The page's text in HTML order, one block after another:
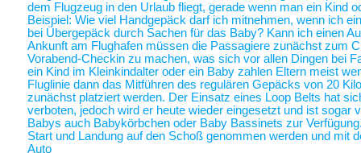
dem Flugzeug in den Urlaub fliegt, gerade wenn man ein Kind
Beispiel: Wie viel Handgepäck darf ich mitnehmen, wenn ich
bei Übergepäck durch Sachen für das Baby? Kann ich einen
Ankunft am Flughafen müssen die Passagiere zunächst zum
Vorabend-Checkin zu machen, was sich vor allen Dingen bei
ein Kind im Kleinkindalter oder ein Baby zahlen Eltern meist
Fluglinie dann das Mitführen des regulären Gepäcks von 20
zunächst platziert werden. Der Einsatz eines Loop Belts hat
verboten, jedoch wird er heute wieder eingesetzt und ist sogar
Babys auch Babykörbchen oder Baby Bassinets zur
Start und Landung auf den Schoß genommen werden und mit
Auto